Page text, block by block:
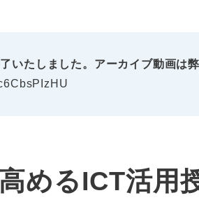
いたしました。アーカイブ動画は
めるICT活